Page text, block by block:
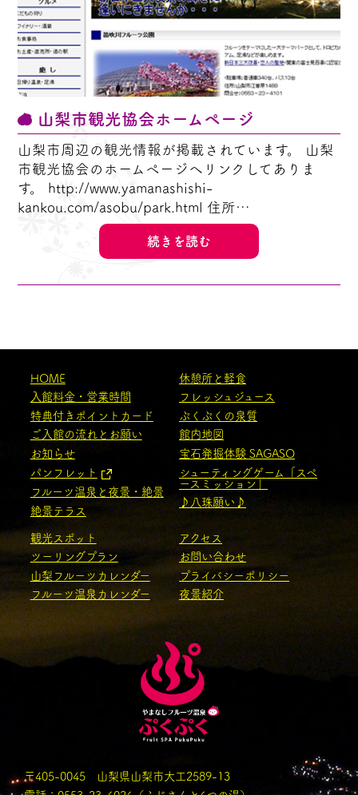
山梨市観光協会ホームページ
山梨市周辺の観光情報が掲載されています。 山梨
市観光協会のホームページへリンクしてありま
す。 http://www.yamanashishi-
kankou.com/asobu/park.html 住所…
続きを読む
HOME
入館料金・営業時間
特典付きポイントカード
ご入館の流れとお願い
お知らせ
パンフレット
フルーツ温泉と夜景・絶景
絶景テラス
休憩所と軽食
フレッシュジュース
ぷくぷくの泉質
館内地図
宝石発掘体験 SAGASO
シューティングゲーム「スペ
ースミッション」
♪八珠願い♪
観光スポット
ツーリングプラン
山梨フルーツカレンダー
フルーツ温泉カレンダー
アクセス
お問い合わせ
プライバシーポリシー
夜景紹介
〒405-0045 山梨県山梨市大工2589-13